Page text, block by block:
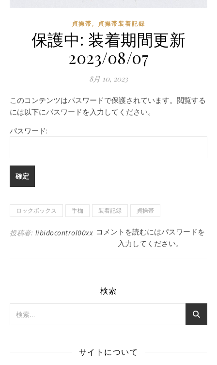
貞操帯, 貞操帯装着記録
保護中: 装着期間更新
2023/08/07
8月 10, 2023
このコンテンツはパスワードで保護されています。閲覧する
には以下にパスワードを入力してください。
パスワード:
ロックボックス 手枷 装着記録 貞操帯
投稿者: libidocontrol00xx コメントを読むにはパスワードを
入力してください。
検索
サイトについて